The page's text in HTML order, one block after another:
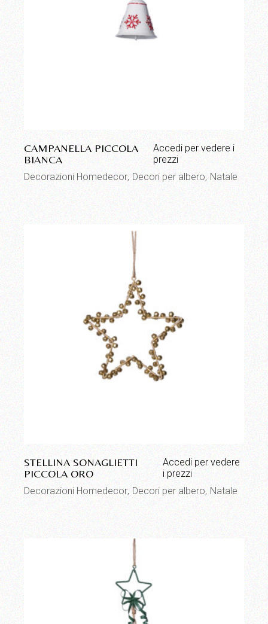
CAMPANELLA PICCOLA
BIANCA
Accedi per vedere i
prezzi
Decorazioni Homedecor Decori per albero Natale
STELLINA SONAGLIETTI
PICCOLA ORO
Accedi per vedere
i prezzi
Decorazioni Homedecor Decori per albero Natale